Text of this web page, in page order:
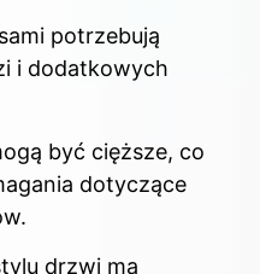
potrzebują
i dodatkowych
być cięższe, co
dotyczące
drzwi ma